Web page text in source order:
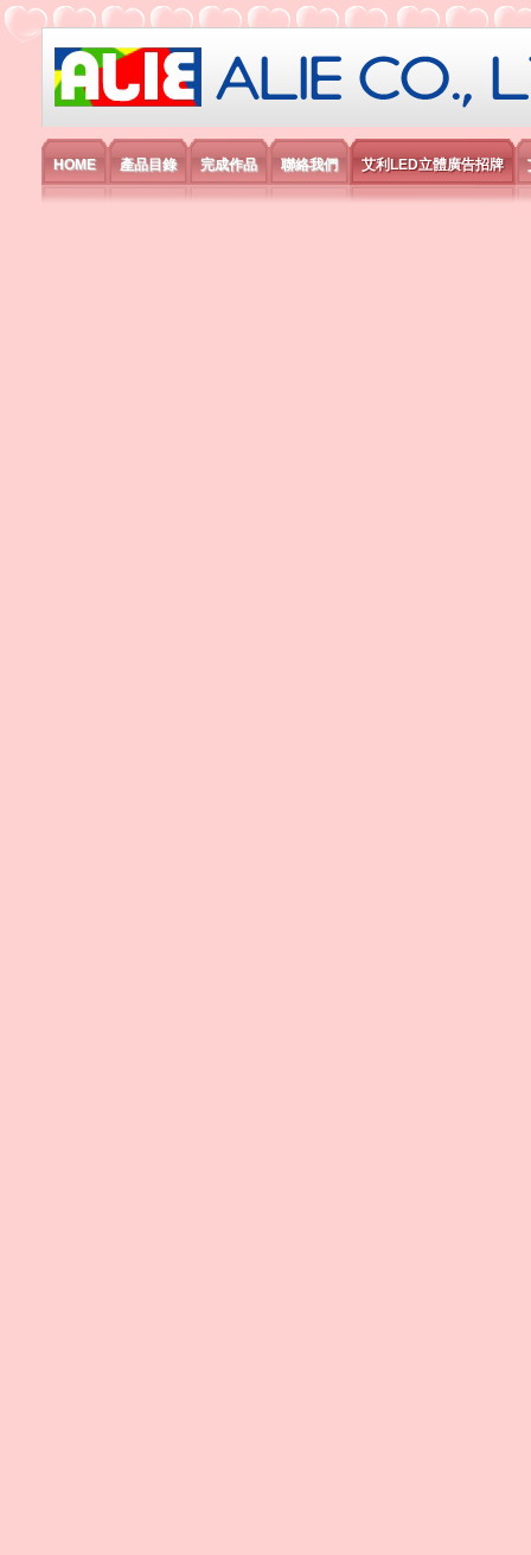
艾利國際電子有限公司
HOME 產品目錄 完成作品 聯絡我們 艾利LED立體廣告招牌